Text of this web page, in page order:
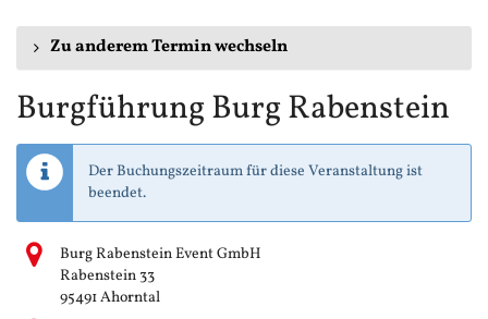
Zu anderem Termin wechseln
Burgführung Burg Rabenstein
Der Buchungszeitraum für diese Veranstaltung ist
beendet.
Burg Rabenstein Event GmbH
Rabenstein 33
95491 Ahorntal